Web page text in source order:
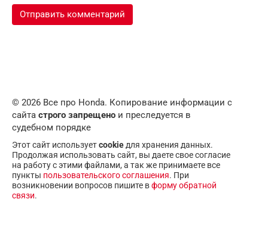
© 2026 Все про Honda. Копирование информации с
сайта строго запрещено и преследуется в
судебном порядке
Этот сайт используетcookie для хранения данных.
Продолжая использовать сайт, вы даете свое согласие
на работу с этими файлами, а так же принимаете все
пункты пользовательского соглашения. При
возникновении вопросов пишите вформу обратной
связи.